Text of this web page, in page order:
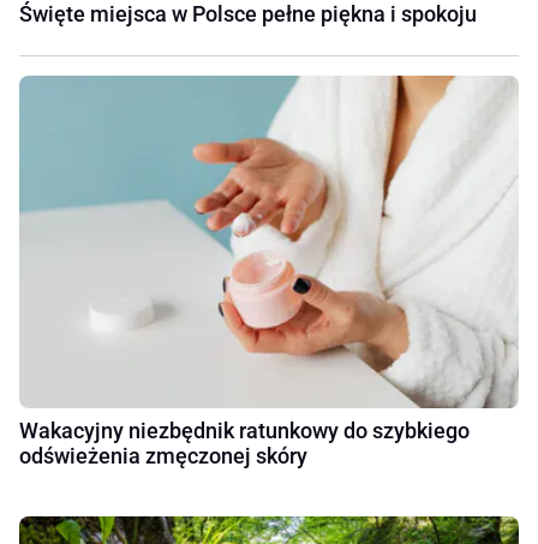
Święte miejsca w Polsce pełne piękna i spokoju
Wakacyjny niezbędnik ratunkowy do szybkiego
odświeżenia zmęczonej skóry